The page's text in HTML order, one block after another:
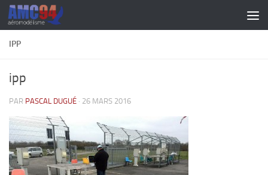
Skip to content
IPP
ipp
PAR PASCAL DUGUÉ · 26 MARS 2016